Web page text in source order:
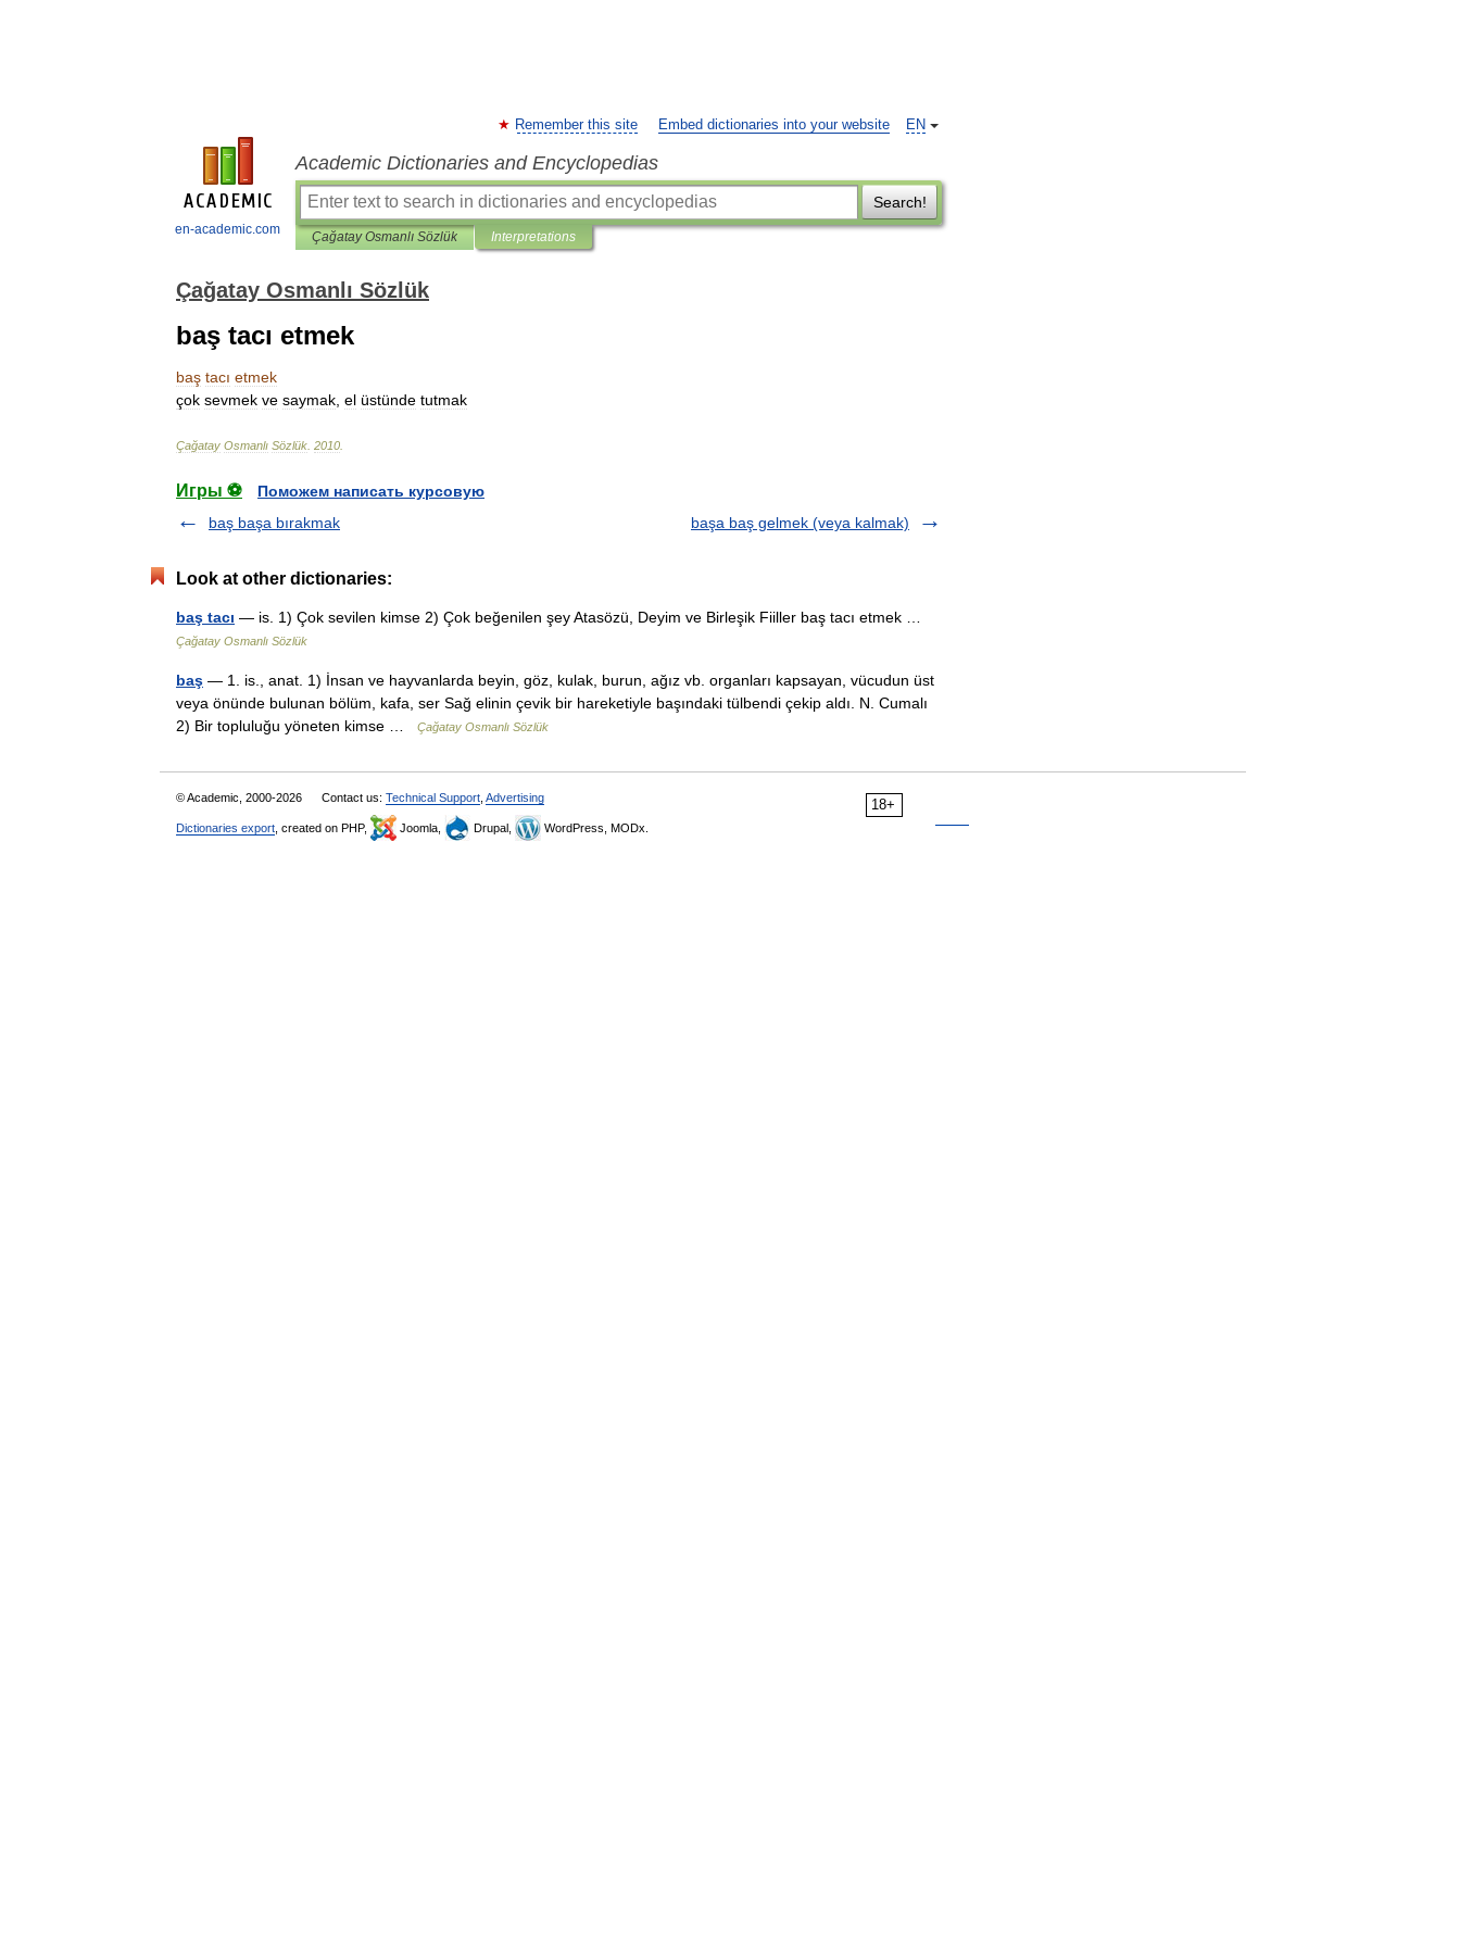
en-academic.com
EN
Remember this site Embed dictionaries into your website
Academic Dictionaries and Encyclopedias
Search!
Çağatay Osmanlı Sözlük Interpretations
Çağatay Osmanlı Sözlük
baş tacı etmek
baş tacı etmek
çok sevmek ve saymak el üstünde tutmak
Çağatay Osmanlı Sözlük 2010
Игры ⚽
Поможем написать курсовую
baş başa bırakmak
başa baş gelmek (veya kalmak)
Look at other dictionaries:
baş tacı — is. 1) Çok sevilen kimse 2) Çok beğenilen şey Atasözü, Deyim ve Birleşik Fiiller baş tacı etmek …
Çağatay Osmanlı Sözlük
baş — 1. is., anat. 1) İnsan ve hayvanlarda beyin, göz, kulak, burun, ağız vb. organları kapsayan, vücudun üst
veya önünde bulunan bölüm, kafa, ser Sağ elinin çevik bir hareketiyle başındaki tülbendi çekip aldı. N. Cumalı
2) Bir topluluğu yöneten kimse …
Çağatay Osmanlı Sözlük
18+
© Academic, 2000-2026 Contact us: Technical Support Advertising
Dictionaries export , created on PHP, Joomla, Drupal, WordPress, MODx.